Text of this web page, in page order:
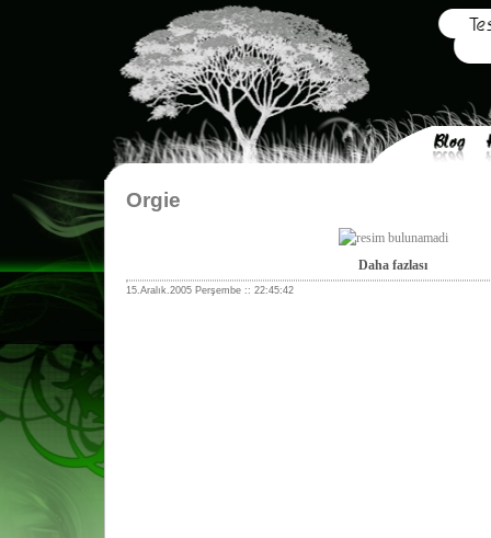
Orgie
Daha fazlası
15.Aralık.2005 Perşembe :: 22:45:42